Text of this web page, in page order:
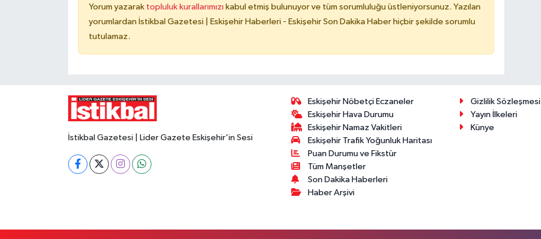
Yorum yazarak topluluk kurallarımızı kabul etmiş bulunuyor ve tüm sorumluluğu üstleniyorsunuz. Yazılan
yorumlardan İstikbal Gazetesi | Eskişehir Haberleri - Eskişehir Son Dakika Haber hiçbir şekilde sorumlu
tutulamaz.
İstikbal Gazetesi | Lider Gazete Eskişehir'in Sesi
Eskişehir Nöbetçi Eczaneler
Eskişehir Hava Durumu
Eskişehir Namaz Vakitleri
Eskişehir Trafik Yoğunluk Haritası
Puan Durumu ve Fikstür
Tüm Manşetler
Son Dakika Haberleri
Haber Arşivi
Gizlilik Sözleşmesi
Yayın İlkeleri
Künye